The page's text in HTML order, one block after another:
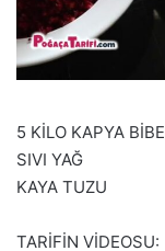
5 KİLO KAPYA
SIVI YAĞ
KAYA TUZU
TARİFİN VİDEOSU: